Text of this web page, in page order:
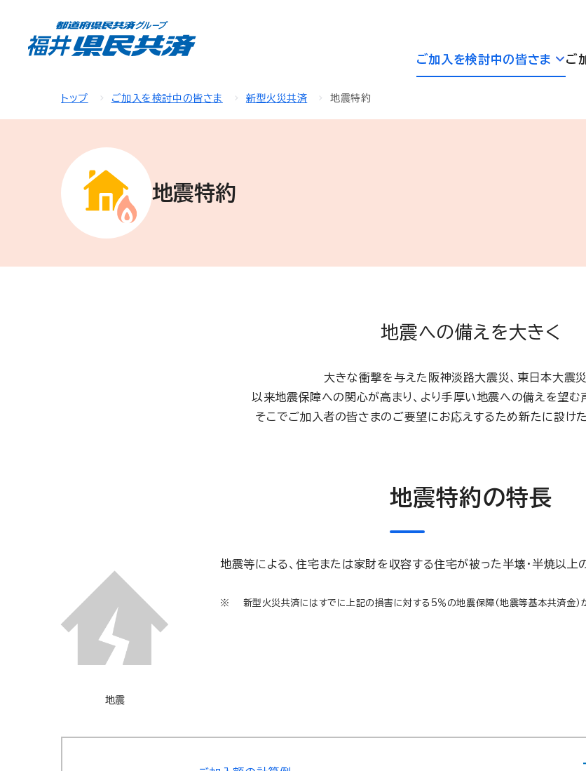
ご加入を検討中の皆さま ご
トップ ご加入を検討中の皆さま 新型火災共済 地震特約
地震特約
地震への備えを大きく
大きな衝撃を与えた阪神淡路大震災、東日本大震災
以来地震保障への関心が高まり、より手厚い地震への備えを望む
そこでご加入者の皆さまのご要望にお応えするため新たに設け
地震特約の特長
地震
地震等による、住宅または家財を収容する住宅が被った半壊・半焼以
新型火災共済にはすでに上記の損害に対する5％の地震保障（地震等基本共済金